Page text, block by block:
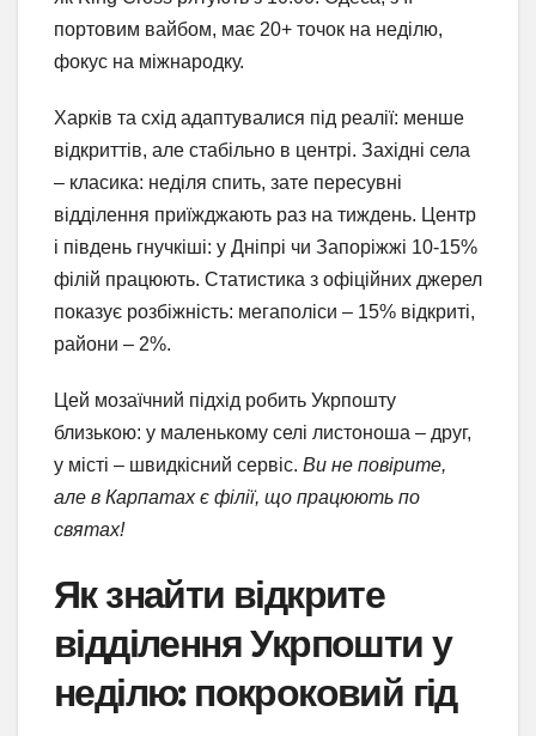
портовим вайбом, має 20+ точок на неділю,
фокус на міжнародку.
Харків та схід адаптувалися під реалії: менше
відкриттів, але стабільно в центрі. Західні села
– класика: неділя спить, зате пересувні
відділення приїжджають раз на тиждень. Центр
і південь гнучкіші: у Дніпрі чи Запоріжжі 10-15%
філій працюють. Статистика з офіційних джерел
показує розбіжність: мегаполіси – 15% відкриті,
райони – 2%.
Цей мозаїчний підхід робить Укрпошту
близькою: у маленькому селі листоноша – друг,
у місті – швидкісний сервіс. Ви не повірите,
але в Карпатах є філії, що працюють по
святах!
Як знайти відкрите
відділення Укрпошти у
неділю: покроковий гід